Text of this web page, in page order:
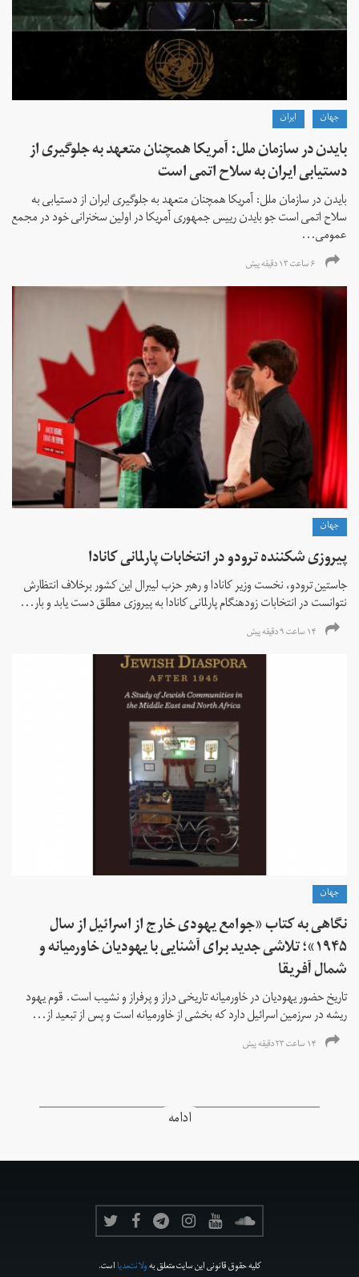
جهان ايران
بایدن در سازمان ملل: آمریکا همچنان متعهد به جلوگیری از
دستیابی ایران به سلاح اتمی است
بایدن در سازمان ملل: آمریکا همچنان متعهد به جلوگیری ایران از دستیابی به
سلاح اتمی است جو بایدن رییس جمهوری آمریکا در اولین سخنرانی خود در مجمع
عمومی...
۶ ساعت ۱۳ دقیقه پیش
جهان
پیروزی شکننده ترودو در انتخابات پارلمانی کانادا
جاستین ترودو، نخست وزیر کانادا و رهبر حزب لیبرال این کشور برخلاف انتظارش
نتوانست در انتخابات زود‌هنگام پارلمانی کانادا به پیروزی مطلق دست یابد و بار...
۱۴ ساعت ۹ دقیقه پیش
جهان
نگاهی به کتاب «جوامع یهودی خارج از اسرائیل از سال
۱۹۴۵»؛ تلاشی جدید برای آشنایی با یهودیان خاورمیانه و
شمال آفریقا
تاریخ حضور یهودیان در خاورمیانه تاریخی دراز و پرفراز و نشیب است. قوم یهود
ریشه در سرزمین اسرائیل دارد که بخشی از خاورمیانه است و پس از تبعید از...
۱۴ ساعت ۲۳ دقیقه پیش
ادامه
کلیه حقوق قانونی این سایت متعلق بهولانت‌مدیااست.